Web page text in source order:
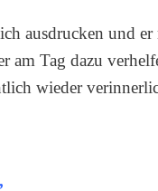
ausdrucken und
am Tag dazu
wieder